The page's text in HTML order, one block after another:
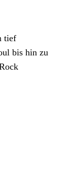
tief
bis hin zu